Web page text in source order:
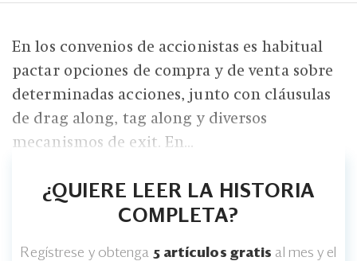
En los convenios de accionistas es habitual
pactar opciones de compra y de venta sobre
determinadas acciones, junto con cláusulas
de drag along, tag along y diversos
mecanismos de exit. En...
¿QUIERE LEER LA HISTORIA
COMPLETA?
Regístrese y obtenga 5 artículos gratis al mes y el